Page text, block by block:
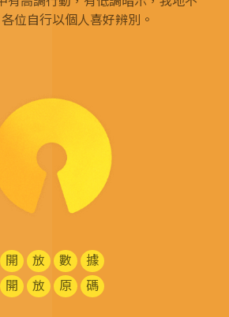
位自行以個人喜好辨別。
開 放 數
據
開
放 原 碼